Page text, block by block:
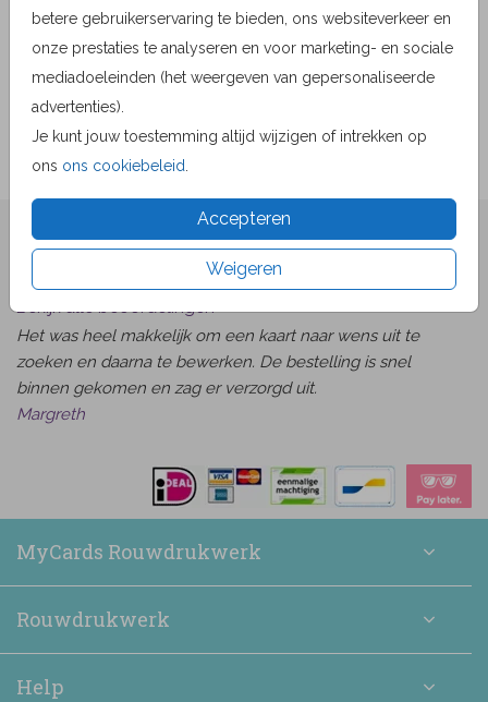
betere gebruikerservaring te bieden, ons websiteverkeer en
onze prestaties te analyseren en voor marketing- en sociale
mediadoeleinden (het weergeven van gepersonaliseerde
advertenties).
Je kunt jouw toestemming altijd wijzigen of intrekken op
ons ons cookiebeleid
Accepteren
Weigeren
OMSCHRIJVING
Donkergroen met gouden inlay 14 X 14
Prijs:0,75
★★★★☆ Beoordelingen
beoordelingen
Bekijk alle beoordelingen
Het was heel makkelijk om een kaart naar wens uit te
zoeken en daarna te bewerken. De bestelling is snel
binnen gekomen en zag er verzorgd uit.
Margreth
MyCards Rouwdrukwerk
Rouwdrukwerk
Help